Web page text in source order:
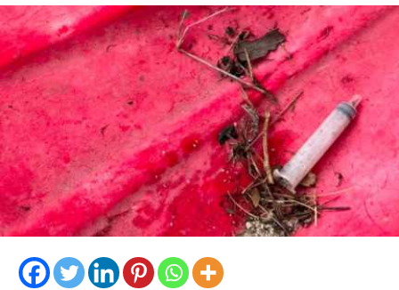
ELICOTTERO
AIB VIGILI
DEL FUOCO
INCENDIO
CASILINA
SUD
PROTEZIONE
CIVILE
PASSO
GENOVESE
INCENDIO
CASILINA
SUD